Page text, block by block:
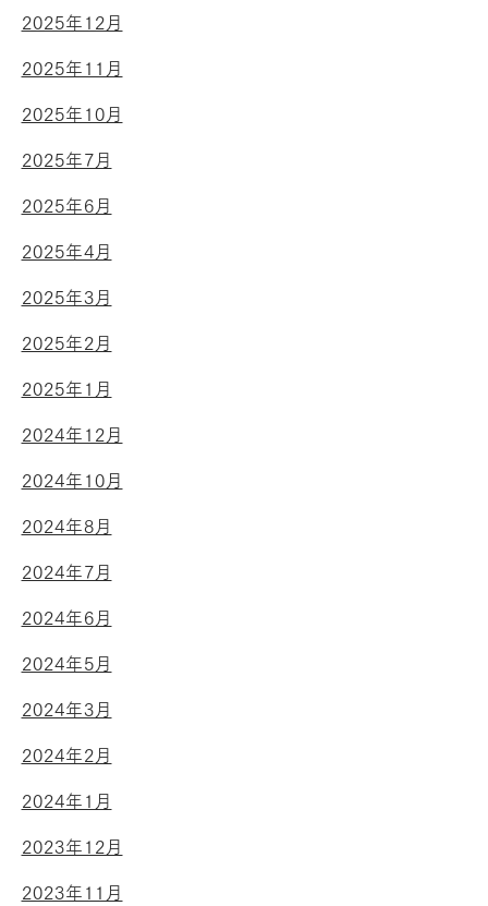
2025年12月
2025年11月
2025年10月
2025年7月
2025年6月
2025年4月
2025年3月
2025年2月
2025年1月
2024年12月
2024年10月
2024年8月
2024年7月
2024年6月
2024年5月
2024年3月
2024年2月
2024年1月
2023年12月
2023年11月